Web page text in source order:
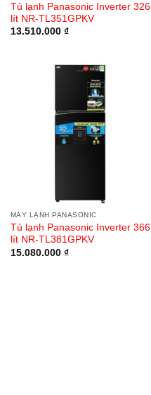
Tủ lạnh Panasonic Inverter 326
lít NR-TL351GPKV
13.510.000 ₫
MÁY LẠNH PANASONIC
Tủ lạnh Panasonic Inverter 366
lít NR-TL381GPKV
15.080.000 ₫